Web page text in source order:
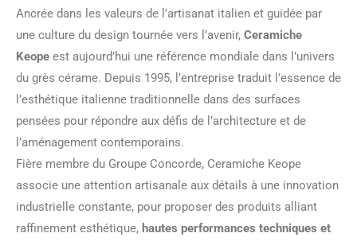
Ancrée dans les valeurs de l’artisanat italien et guidée par
une culture du design tournée vers l’avenir, Ceramiche
Keope est aujourd’hui une référence mondiale dans l’univers
du grès cérame. Depuis 1995, l’entreprise traduit l’essence de
l’esthétique italienne traditionnelle dans des surfaces
pensées pour répondre aux défis de l’architecture et de
l’aménagement contemporains.
Fière membre du Groupe Concorde, Ceramiche Keope
associe une attention artisanale aux détails à une innovation
industrielle constante, pour proposer des produits alliant
raffinement esthétique, hautes performances techniques et